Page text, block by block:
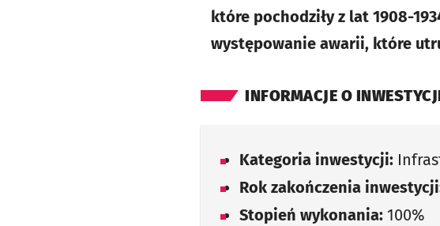
które pochodziły z lat 1908-
występowanie awarii, które
INFORMACJE O
Kategoria inwestycji:
Rok zakończenia
Stopień wykonania: 100%